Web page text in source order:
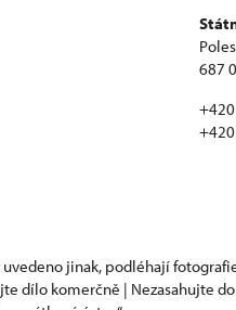
687
jinak, podléhají
dílo komerčně | Nezasahujte